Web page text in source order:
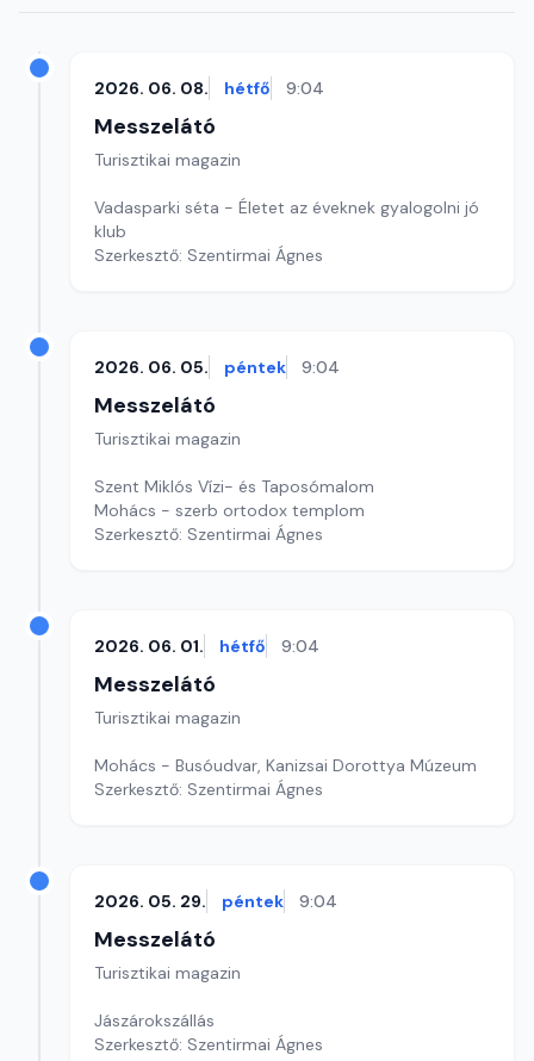
2026. 06. 08. hétfő 9:04
Messzelátó
Turisztikai magazin
Vadasparki séta - Életet az éveknek gyalogolni jó
klub
Szerkesztő: Szentirmai Ágnes
2026. 06. 05. péntek 9:04
Messzelátó
Turisztikai magazin
Szent Miklós Vízi- és Taposómalom
Mohács - szerb ortodox templom
Szerkesztő: Szentirmai Ágnes
2026. 06. 01. hétfő 9:04
Messzelátó
Turisztikai magazin
Mohács - Busóudvar, Kanizsai Dorottya Múzeum
Szerkesztő: Szentirmai Ágnes
2026. 05. 29. péntek 9:04
Messzelátó
Turisztikai magazin
Jászárokszállás
Szerkesztő: Szentirmai Ágnes